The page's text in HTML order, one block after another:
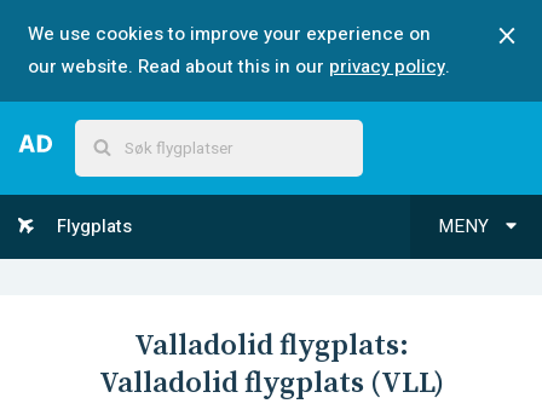
We use cookies to improve your experience on
our website. Read about this in our privacy policy.
MENY
Flygplats
Valladolidflygplats:
Valladolid flygplats(VLL)